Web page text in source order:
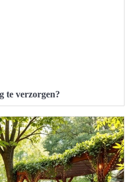
te verzorgen?